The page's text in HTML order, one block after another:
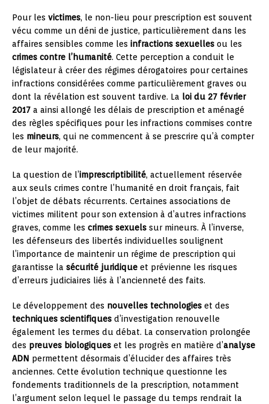
Pour les victimes, le non-lieu pour prescription est souvent
vécu comme un déni de justice, particulièrement dans les
affaires sensibles comme les infractions sexuelles ou les
crimes contre l’humanité. Cette perception a conduit le
législateur à créer des régimes dérogatoires pour certaines
infractions considérées comme particulièrement graves ou
dont la révélation est souvent tardive. La loi du 27 février
2017 a ainsi allongé les délais de prescription et aménagé
des règles spécifiques pour les infractions commises contre
les mineurs, qui ne commencent à se prescrire qu’à compter
de leur majorité.
La question de l’imprescriptibilité, actuellement réservée
aux seuls crimes contre l’humanité en droit français, fait
l’objet de débats récurrents. Certaines associations de
victimes militent pour son extension à d’autres infractions
graves, comme les crimes sexuels sur mineurs. À l’inverse,
les défenseurs des libertés individuelles soulignent
l’importance de maintenir un régime de prescription qui
garantisse la sécurité juridique et prévienne les risques
d’erreurs judiciaires liés à l’ancienneté des faits.
Le développement des nouvelles technologies et des
techniques scientifiques d’investigation renouvelle
également les termes du débat. La conservation prolongée
des preuves biologiques et les progrès en matière d’analyse
ADN permettent désormais d’élucider des affaires très
anciennes. Cette évolution technique questionne les
fondements traditionnels de la prescription, notamment
l’argument selon lequel le passage du temps rendrait la